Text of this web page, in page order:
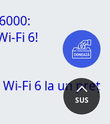
SUS
Fi 6!
Wi-Fi 6 la un preț